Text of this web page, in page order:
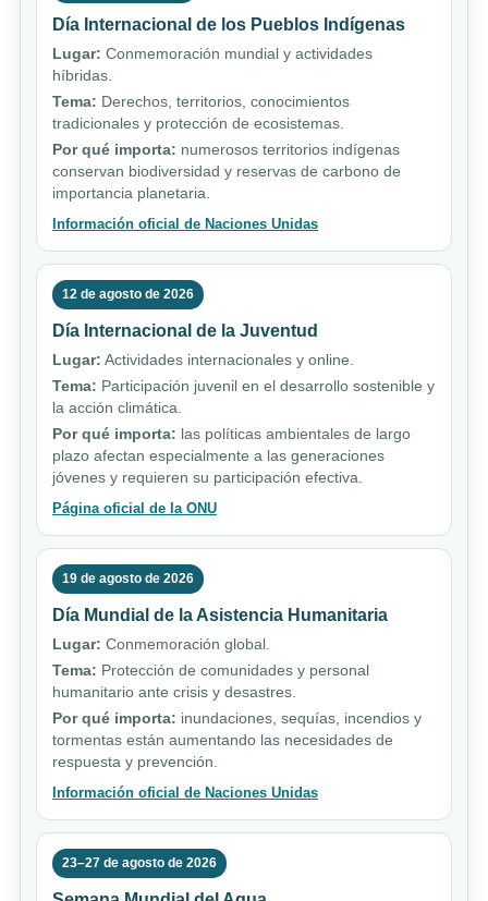
Día Internacional de los Pueblos Indígenas
Lugar: Conmemoración mundial y actividades
híbridas.
Tema: Derechos, territorios, conocimientos
tradicionales y protección de ecosistemas.
Por qué importa: numerosos territorios indígenas
conservan biodiversidad y reservas de carbono de
importancia planetaria.
Información oficial de Naciones Unidas
12 de agosto de 2026
Día Internacional de la Juventud
Lugar: Actividades internacionales y online.
Tema: Participación juvenil en el desarrollo sostenible y
la acción climática.
Por qué importa: las políticas ambientales de largo
plazo afectan especialmente a las generaciones
jóvenes y requieren su participación efectiva.
Página oficial de la ONU
19 de agosto de 2026
Día Mundial de la Asistencia Humanitaria
Lugar: Conmemoración global.
Tema: Protección de comunidades y personal
humanitario ante crisis y desastres.
Por qué importa: inundaciones, sequías, incendios y
tormentas están aumentando las necesidades de
respuesta y prevención.
Información oficial de Naciones Unidas
23–27 de agosto de 2026